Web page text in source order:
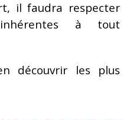
il faudra respecter
à tout
découvrir les plus